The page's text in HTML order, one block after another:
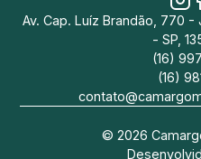
Av. Cap. Luíz Brandão, 770 -
- SP,
(16)
(16)
© 2026